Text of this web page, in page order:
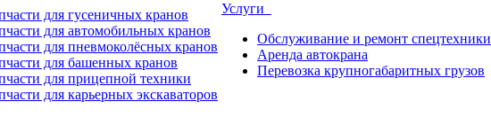
для гусеничных кранов
для автомобильных кранов
для пневмоколёсных кранов
для башенных кранов
для прицепной техники
для карьерных экскаваторов
Услуги
Обслуживание и ремонт спецтехники
Аренда автокрана
Перевозка крупногабаритных грузов